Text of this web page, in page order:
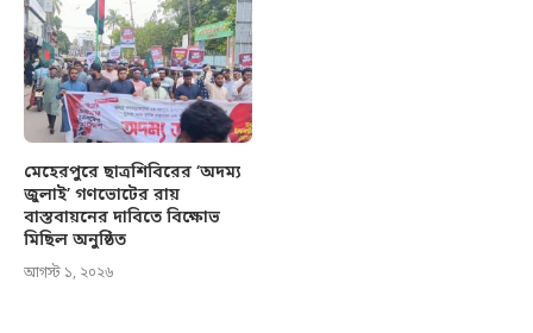
মেহেরপুরে ছাত্রশিবিরের ‘অদম্য
জুলাই’ গণভোটের রায়
বাস্তবায়নের দাবিতে বিক্ষোভ
মিছিল অনুষ্ঠিত
আগস্ট ১, ২০২৬